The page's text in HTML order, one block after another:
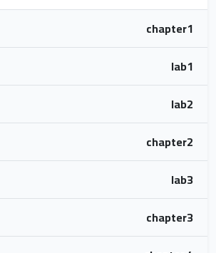
chapter1
lab1
lab2
chapter2
lab3
chapter3